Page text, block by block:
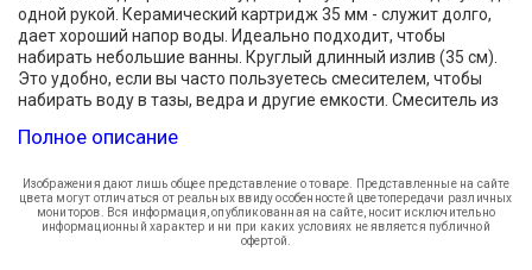
одной рукой. Керамический картридж 35 мм - служит долго,
дает хороший напор воды. Идеально подходит, чтобы
набирать небольшие ванны. Круглый длинный излив (35 см).
Это удобно, если вы часто пользуетесь смесителем, чтобы
набирать воду в тазы, ведра и другие емкости. Смеситель из
боится перепадов температуры воды. Душ с переключением
комплекте. Покрытие смесителя и душа хром-никелевое -
устойчивое к ржавчине и долговечное.
Полное описание
Изображения дают лишь общее представление о товаре. Представленные на сайте
цвета могут отличаться от реальных ввиду особенностей цветопередачи различных
мониторов. Вся информация, опубликованная на сайте, носит исключительно
информационный характер и ни при каких условиях не является публичной
офертой.